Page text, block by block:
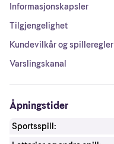
Informasjonskapsler
Tilgjengelighet
Kundevilkår og spilleregler
Varslingskanal
Åpningstider
Sportsspill: